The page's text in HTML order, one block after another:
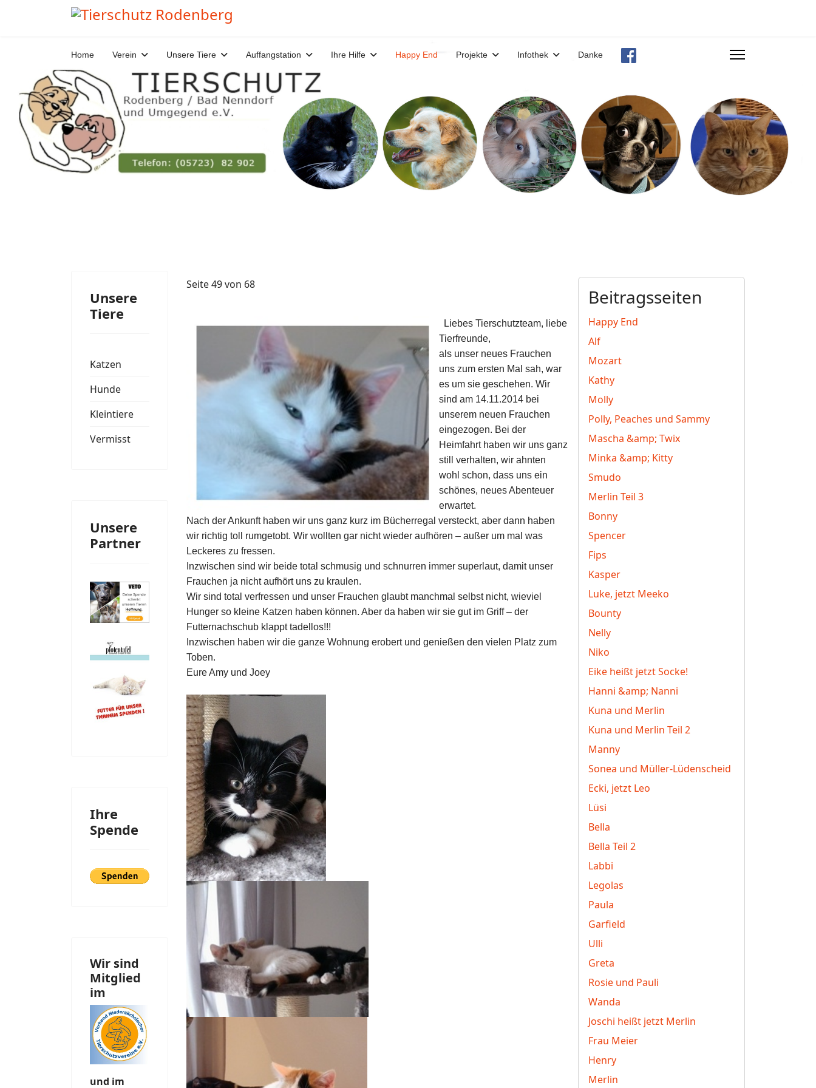
Home Verein Unsere Tiere Auffangstation Ihre Hilfe Happy End Projekte Infothek Danke
Unsere
Tiere
Katzen
Hunde
Kleintiere
Vermisst
Unsere
Partner
Ihre
Spende
Wir sind
Mitglied
im
und im
Beitragsseiten
Happy End
Alf
Mozart
Kathy
Molly
Polly, Peaches und Sammy
Mascha &amp; Twix
Minka &amp; Kitty
Smudo
Merlin Teil 3
Bonny
Spencer
Fips
Kasper
Luke, jetzt Meeko
Bounty
Nelly
Niko
Eike heißt jetzt Socke!
Hanni &amp; Nanni
Kuna und Merlin
Kuna und Merlin Teil 2
Manny
Sonea und Müller-Lüdenscheid
Ecki, jetzt Leo
Lüsi
Bella
Bella Teil 2
Labbi
Legolas
Paula
Garfield
Ulli
Greta
Rosie und Pauli
Wanda
Joschi heißt jetzt Merlin
Frau Meier
Henry
Merlin
Seite 49 von 68
Liebes Tierschutzteam, liebe
Tierfreunde,
als unser neues Frauchen
uns zum ersten Mal sah, war
es um sie geschehen. Wir
sind am 14.11.2014 bei
unserem neuen Frauchen
eingezogen. Bei der
Heimfahrt haben wir uns ganz
still verhalten, wir ahnten
wohl schon, dass uns ein
schönes, neues Abenteuer
erwartet.
Nach der Ankunft haben wir uns ganz kurz im Bücherregal versteckt, aber dann haben
wir richtig toll rumgetobt. Wir wollten gar nicht wieder aufhören – außer um mal was
Leckeres zu fressen.
Inzwischen sind wir beide total schmusig und schnurren immer superlaut, damit unser
Frauchen ja nicht aufhört uns zu kraulen.
Wir sind total verfressen und unser Frauchen glaubt manchmal selbst nicht, wieviel
Hunger so kleine Katzen haben können. Aber da haben wir sie gut im Griff – der
Futternachschub klappt tadellos!!!
Inzwischen haben wir die ganze Wohnung erobert und genießen den vielen Platz zum
Toben.
Eure Amy und Joey